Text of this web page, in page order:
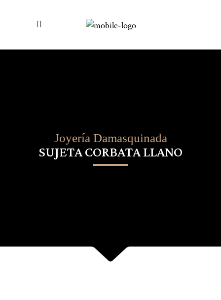
Joyería Damasquinada
SUJETA CORBATA LLANO